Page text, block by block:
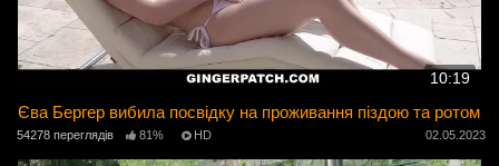
10:19
Єва Бергер вибила посвідку на проживання піздою та ротом
54278 переглядів 81% HD 02.05.2023